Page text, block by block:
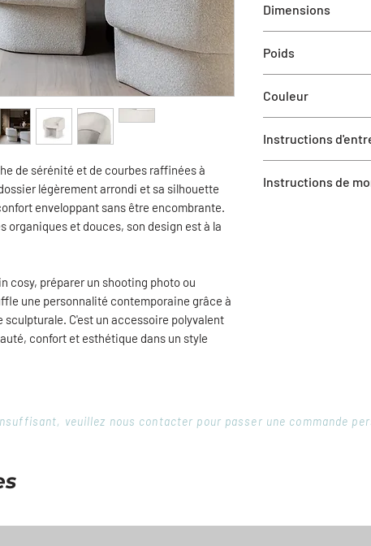
de sérénité et de courbes raffinées à
légèrement arrondi et sa silhouette
enveloppant sans être encombrante.
organiques et douces, son design est à la
cosy, préparer un shooting photo ou
une personnalité contemporaine grâce à
sculpturale. C'est un accessoire polyvalent
confort et esthétique dans un style
Dimensions
Poids
Couleur
Instructions
Instructions de
veuillez nous contacter pour passer une commande